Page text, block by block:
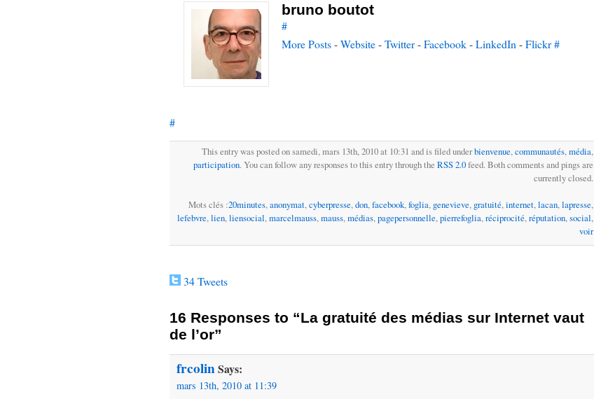
bruno boutot
#
More Posts-Website-Twitter-Facebook-LinkedIn -Flickr#
#
This entry was posted on samedi, mars 13th, 2010 at 10:31 and is filed underbienvenue,communautés,média,
participation. You can follow any responses to this entry through the RSS 2.0feed. Both comments and pings are
currently closed.
Mots clés :20minutes,anonymat,cyberpresse,don,facebook,foglia, genevieve, gratuité,internet,lacan,lapresse,
lefebvre,lien,liensocial,marcelmauss,mauss,médias,pagepersonnelle,pierrefoglia,réciprocité,réputation,social,
voir
34 Tweets
16 Responses to “La gratuité des médias sur Internet vaut
de l’or”
frcolinSays:
mars 13th, 2010 at 11:39